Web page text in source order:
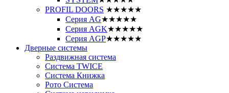
PROFIL DOORS ★★★★★
Серия AG★★★★★
Серия AGK★★★★★
Серия AGP★★★★★
Дверные системы
Раздвижная система
Система TWICE
Система Книжка
Рото Система